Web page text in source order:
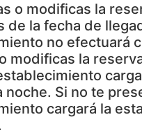
o modificas la
de la fecha de
no efectuará
modificas la
noche. Si no te
cargará la